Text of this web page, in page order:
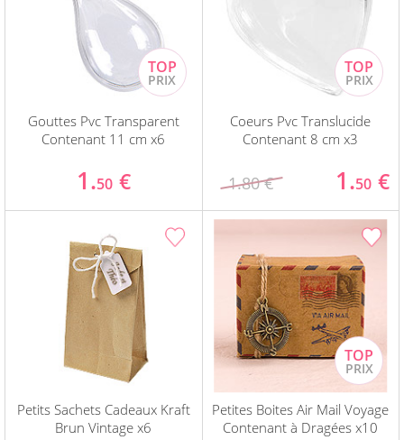
Gouttes Pvc Transparent
Contenant 11 cm x6
1.50 €
Coeurs Pvc Translucide
Contenant 8 cm x3
1.80 € 1.50 €
Petits Sachets Cadeaux Kraft
Brun Vintage x6
Petites Boites Air Mail Voyage
Contenant à Dragées x10